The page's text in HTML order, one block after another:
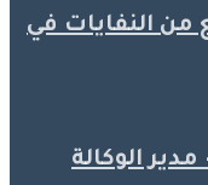
من النفايات في
الوكالة